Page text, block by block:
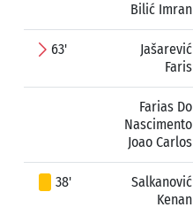
Bilić Imran
63'
Jašarević
Faris
Farias Do
Nascimento
Joao Carlos
38'
Salkanović
Kenan